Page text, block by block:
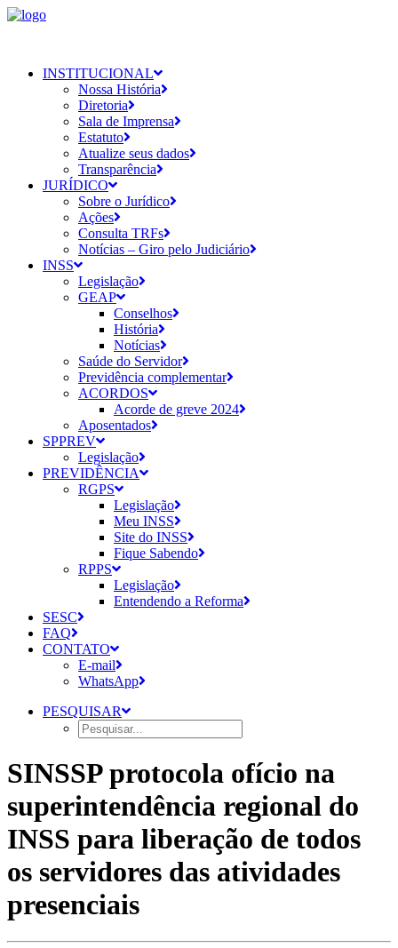
INSTITUCIONAL
Nossa História
Diretoria
Sala de Imprensa
Estatuto
Atualize seus dados
Transparência
JURÍDICO
Sobre o Jurídico
Ações
Consulta TRFs
Notícias – Giro pelo Judiciário
INSS
Legislação
GEAP
Conselhos
História
Notícias
Saúde do Servidor
Previdência complementar
ACORDOS
Acorde de greve 2024
Aposentados
SPPREV
Legislação
PREVIDÊNCIA
RGPS
Legislação
Meu INSS
Site do INSS
Fique Sabendo
RPPS
Legislação
Entendendo a Reforma
SESC
FAQ
CONTATO
E-mail
WhatsApp
PESQUISAR
SINSSP protocola ofício na
superintendência regional do
INSS para liberação de todos
os servidores das atividades
presenciais